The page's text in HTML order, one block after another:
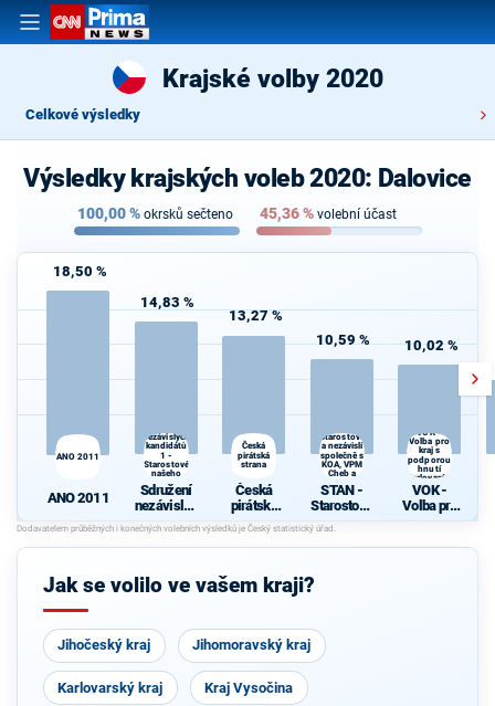
Krajské volby 2020
Celkové výsledky
Výsledky krajských voleb 2020: Dalovice
100,00% okrsků sečteno 45,36% volební účast
18,50 %
ANO 2011
ANO 2011
14,83 %
nezávislých
kandidátů
1 -
Starostové
našeho
kraje
Sdružení
nezávislýc
kandidátů
1 -
našeho
13,27 %
Česká
pirátská
strana
Česká
pirátská
strana
10,59 %
Starostové
a nezávislí
společně s
KOA, VPM
Cheb a
STAN -
Starostové
a nezávislí
společně s
KOA, VPM
10,02 %
VOK -
Volba pro
kraj s
podporou
hnutí
Karlovaráci
VOK -
Volba pro
kraj s
hnutí
Jak se volilo ve vašem kraji?
Jihočeský kraj Jihomoravský kraj
Karlovarský kraj Kraj Vysočina